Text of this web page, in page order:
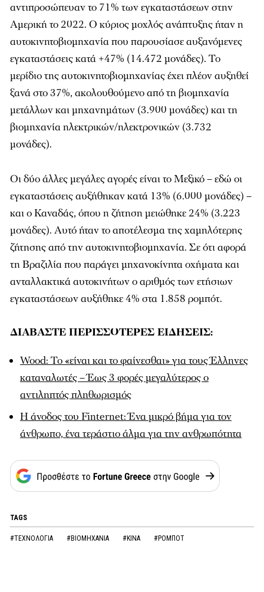
αντιπροσώπευαν το 71% των εγκαταστάσεων στην
Αμερική το 2022. Ο κύριος μοχλός ανάπτυξης ήταν η
αυτοκινητοβιομηχανία που παρουσίασε αυξανόμενες
εγκαταστάσεις κατά +47% (14.472 μονάδες). Το
μερίδιο της αυτοκινητοβιομηχανίας έχει πλέον αυξηθεί
ξανά στο 37%, ακολουθούμενο από τη βιομηχανία
μετάλλων και μηχανημάτων (3.900 μονάδες) και τη
βιομηχανία ηλεκτρικών/ηλεκτρονικών (3.732
μονάδες).
Οι δύο άλλες μεγάλες αγορές είναι το Μεξικό – εδώ οι
εγκαταστάσεις αυξήθηκαν κατά 13% (6.000 μονάδες) –
και ο Καναδάς, όπου η ζήτηση μειώθηκε 24% (3.223
μονάδες). Αυτό ήταν το αποτέλεσμα της χαμηλότερης
ζήτησης από την αυτοκινητοβιομηχανία. Σε ότι αφορά
τη Βραζιλία που παράγει μηχανοκίνητα οχήματα και
ανταλλακτικά αυτοκινήτων ο αριθμός των ετήσιων
εγκαταστάσεων αυξήθηκε 4% στα 1.858 ρομπότ.
ΔΙΑΒΑΣΤΕ ΠΕΡΙΣΣΟΤΕΡΕΣ ΕΙΔΗΣΕΙΣ:
Wood: Το «είναι και το φαίνεσθαι» για τους Έλληνες
καταναλωτές – Έως 3 φορές μεγαλύτερος ο
αντιληπτός πληθωρισμός
Η άνοδος του Finternet: Ένα μικρό βήμα για τον
άνθρωπο, ένα τεράστιο άλμα για την ανθρωπότητα
TAGS
#ΤΕΧΝΟΛΟΓΙΑ #ΒΙΟΜΗΧΑΝΙΑ #ΚΙΝΑ #ΡΟΜΠΟΤ